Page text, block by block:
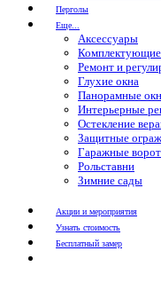
Перголы
Еще...
Аксессуары
Комплектующие
Ремонт и
Глухие окна
Панорамные
Интерьерные
Остекление
Защитные
Гаражные
Рольставни
Зимние сады
Акции и мероприятия
Узнать стоимость
Бесплатный замер